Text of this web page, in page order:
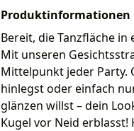
Produktinformationen
Bereit, die Tanzfläche
Mit unseren
Mittelpunkt jeder Party.
hinlegst oder einfach
glänzen willst – dein
Kugel vor Neid